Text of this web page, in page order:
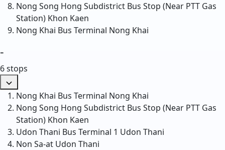
Nong Song Hong Subdistrict Bus Stop (Near PTT Gas
Station) Khon Kaen
Nong Khai Bus Terminal Nong Khai
-
6 stops
Nong Khai Bus Terminal Nong Khai
Nong Song Hong Subdistrict Bus Stop (Near PTT Gas
Station) Khon Kaen
Udon Thani Bus Terminal 1 Udon Thani
Non Sa-at Udon Thani